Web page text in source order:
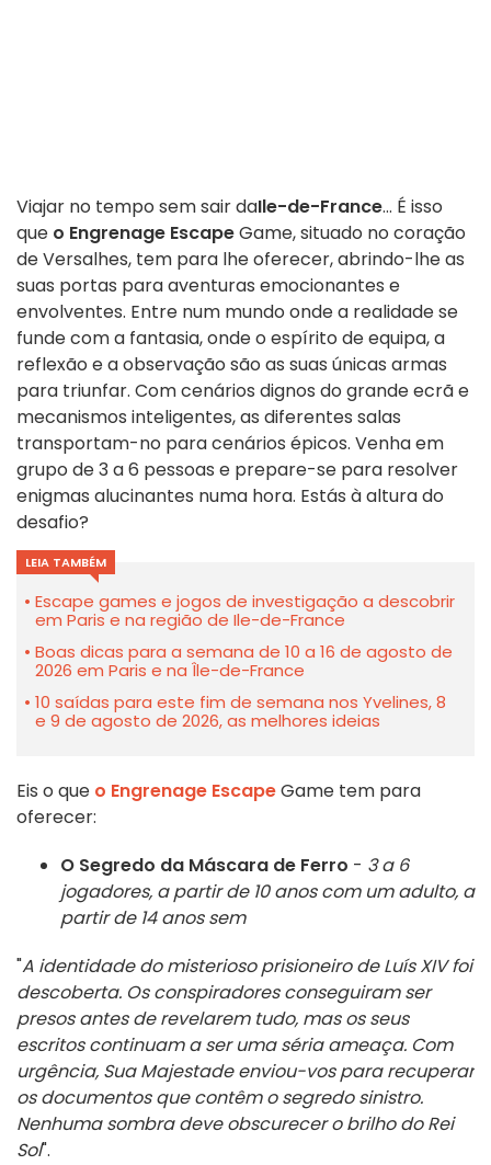
Viajar no tempo sem sair daIle-de-France... É isso
que o Engrenage EscapeGame, situado no coração
de Versalhes, tem para lhe oferecer, abrindo-lhe as
suas portas para aventuras emocionantes e
envolventes. Entre num mundo onde a realidade se
funde com a fantasia, onde o espírito de equipa, a
reflexão e a observação são as suas únicas armas
para triunfar. Com cenários dignos do grande ecrã e
mecanismos inteligentes, as diferentes salas
transportam-no para cenários épicos. Venha em
grupo de 3 a 6 pessoas e prepare-se para resolver
enigmas alucinantes numa hora. Estás à altura do
desafio?
LEIA TAMBÉM
Escape games e jogos de investigação a descobrir
em Paris e na região de Ile-de-France
Boas dicas para a semana de 10 a 16 de agosto de
2026 em Paris e na Île-de-France
10 saídas para este fim de semana nos Yvelines, 8
e 9 de agosto de 2026, as melhores ideias
Eis o que o Engrenage EscapeGame tem para
oferecer:
O Segredo da Máscara de Ferro - 3 a 6
jogadores, a partir de 10 anos com um adulto, a
partir de 14 anos sem
"A identidade do misterioso prisioneiro de Luís XIV foi
descoberta. Os conspiradores conseguiram ser
presos antes de revelarem tudo, mas os seus
escritos continuam a ser uma séria ameaça. Com
urgência, Sua Majestade enviou-vos para recuperar
os documentos que contêm o segredo sinistro.
Nenhuma sombra deve obscurecer o brilho do Rei
Sol".